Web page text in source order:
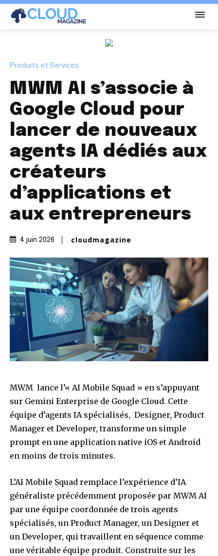
Produits et Services
MWM AI s’associe à
Google Cloud pour
lancer de nouveaux
agents IA dédiés aux
créateurs
d’applications et
aux entrepreneurs
4 juin 2026 cloudmagazine
MWM lance l’« AI Mobile Squad » en s’appuyant
sur Gemini Enterprise de Google Cloud. Cette
équipe d’agents IA spécialisés, Designer, Product
Manager et Developer, transforme un simple
prompt en une application native iOS et Android
en moins de trois minutes.
L’AI Mobile Squad remplace l’expérience d’IA
généraliste précédemment proposée par MWM AI
par une équipe coordonnée de trois agents
spécialisés, un Product Manager, un Designer et
un Developer, qui travaillent en séquence comme
une véritable équipe produit. Construite sur les